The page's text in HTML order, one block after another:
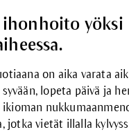
yöksi
on aika varata
lopeta päivä ja
ikioman
jotka vietät illalla